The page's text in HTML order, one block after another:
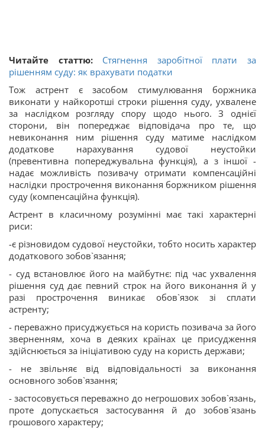
Читайте статтю: Стягнення заробітної плати за
рішенням суду: як врахувати податки
Тож астрент є засобом стимулювання боржника
виконати у найкоротші строки рішення суду, ухвалене
за наслідком розгляду спору щодо нього. З однієї
сторони, він попереджає відповідача про те, що
невиконання ним рішення суду матиме наслідком
додаткове нарахування судової неустойки
(превентивна попереджувальна функція), а з іншої -
надає можливість позивачу отримати компенсаційні
наслідки прострочення виконання боржником рішення
суду (компенсаційна функція).
Астрент в класичному розумінні має такі характерні
риси:
-є різновидом судової неустойки, тобто носить характер
додаткового зобов`язання;
- суд встановлює його на майбутнє: під час ухвалення
рішення суд дає певний строк на його виконання й у
разі прострочення виникає обов`язок зі сплати
астренту;
- переважно присуджується на користь позивача за його
зверненням, хоча в деяких країнах це присудження
здійснюється за ініціативою суду на користь держави;
- не звільняє від відповідальності за виконання
основного зобов`язання;
- застосовується переважно до негрошових зобов`язань,
проте допускається застосування й до зобов`язань
грошового характеру;